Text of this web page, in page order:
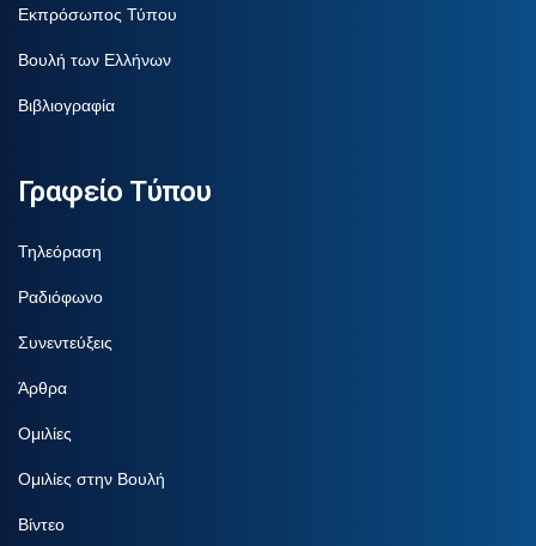
Εκπρόσωπος Τύπου
Βουλή των Ελλήνων
Βιβλιογραφία
Γραφείο Τύπου
Τηλεόραση
Ραδιόφωνο
Συνεντεύξεις
Άρθρα
Ομιλίες
Ομιλίες στην Βουλή
Βίντεο